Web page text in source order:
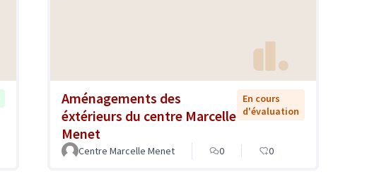
Aménagements des
éxtérieurs du centre Marcelle
Menet
En cours
d'évaluation
Centre Marcelle Menet 0 0